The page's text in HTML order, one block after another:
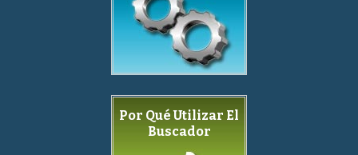
Por Qué Utilizar El
Buscador